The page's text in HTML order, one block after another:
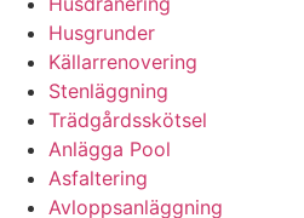
Husgrunder
Källarrenovering
Stenläggning
Trädgårdsskötsel
Anlägga Pool
Asfaltering
Avloppsanläggning